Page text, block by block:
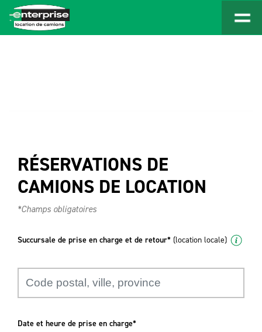
RÉSERVATIONS DE
CAMIONS DE LOCATION
*Champs obligatoires
Succursale de prise en charge et de retour* (location locale)
Date et heure de prise en charge*